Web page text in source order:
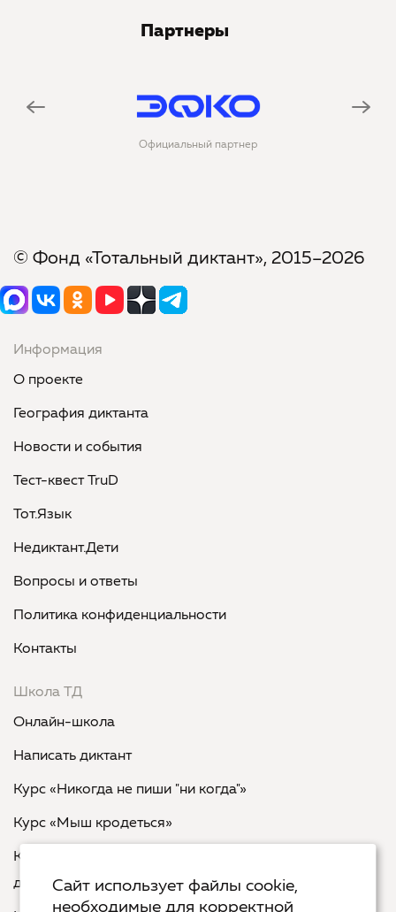
Партнеры
Официальный партнер
© Фонд «Тотальный диктант», 2015–2026
Информация
О проекте
География диктанта
Новости и события
Тест-квест TruD
Тот.Язык
Недиктант.Дети
Вопросы и ответы
Политика конфиденциальности
Контакты
Школа ТД
Онлайн-школа
Написать диктант
Курс «Никогда не пиши "ни когда"»
Курс «Мыш кродеться»
Курс «Русская пунктуация: болевые точки... и
двоеточия»Сайт использует файлы cookie,
необходимые для корректной